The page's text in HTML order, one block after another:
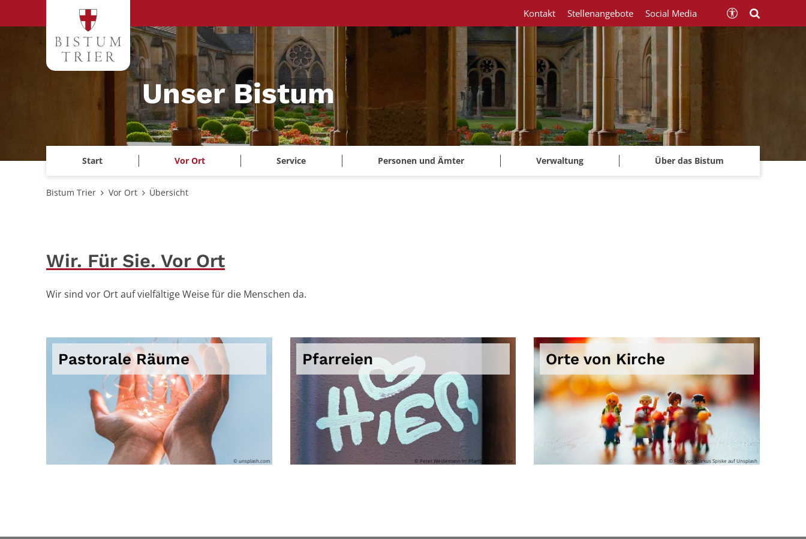
Zum Inhalt springen
Unser Bistum
Start Vor Ort Service Personen und Ämter Verwaltung Über das Bistum
Kontakt Stellenangebote Social Media
Bistum Trier Vor Ort Übersicht
Wir. Für Sie. Vor Ort
Wir sind vor Ort auf vielfältige Weise für die Menschen da.
Pastorale Räume
© unsplash.com
Pfarreien
© Peter Weidemann In: Pfarrbriefservice.de
Orte von Kirche
© Foto von Markus Spiske auf Unsplash